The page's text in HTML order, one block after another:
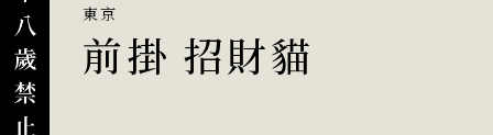
東京
前掛 招財貓